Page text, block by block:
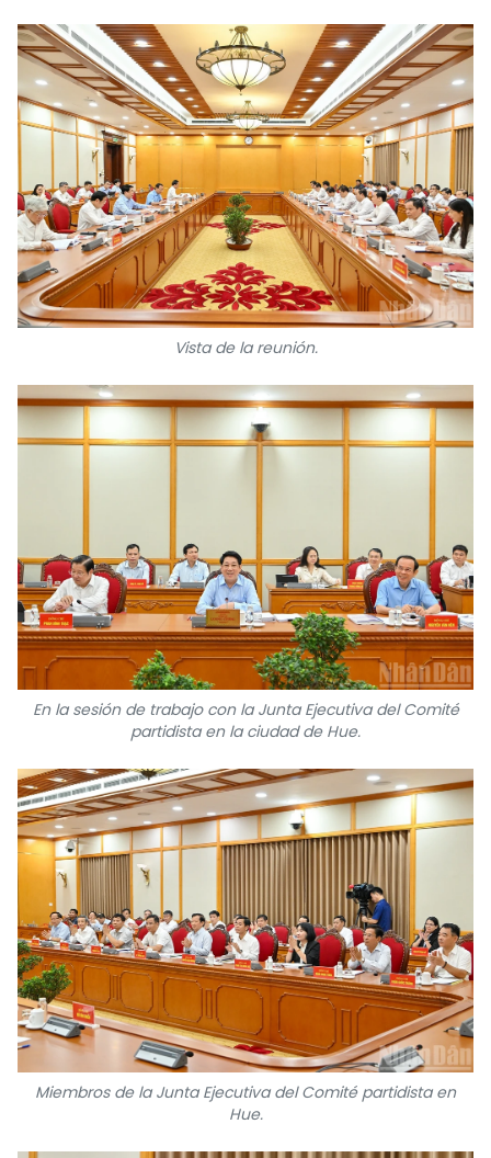
Vista de la reunión.
En la sesión de trabajo con la Junta Ejecutiva del Comité
partidista en la ciudad de Hue.
Miembros de la Junta Ejecutiva del Comité partidista en
Hue.